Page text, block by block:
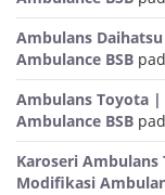
Ambulans
Ambulance BSB
Ambulans Toyota
Ambulance BSB
Karoseri
Modifikasi